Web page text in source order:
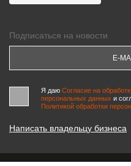
Подписаться на новости
Я даю Согласие на
персональных данных и
Политикой обработки
Написать владельцу бизнеса